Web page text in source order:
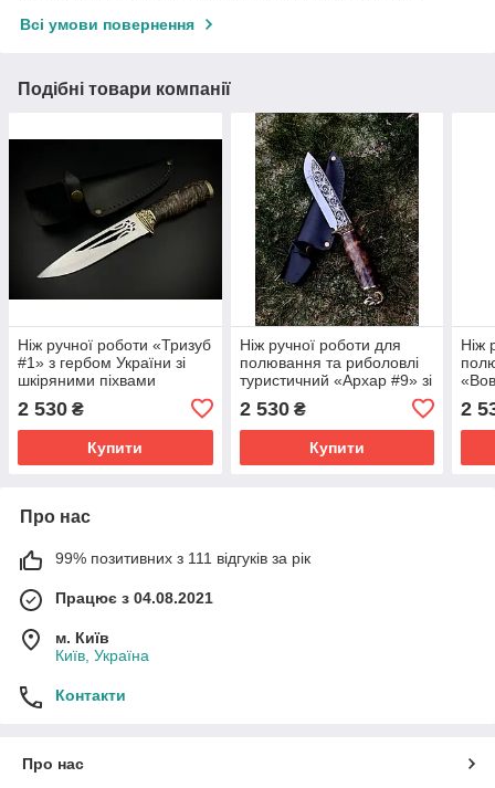
Всі умови повернення
Подібні товари компанії
Ніж ручної роботи «Тризуб
#1» з гербом України зі
шкіряними піхвами
2 530 ₴
Купити
Ніж ручної роботи для
полювання та риболовлі
туристичний «Архар #9» зі
95х18/58 HRC.
2 530₴
Купити
Ніж
2
Про нас
99% позитивних з 111 відгуків за рік
Працює з 04.08.2021
м. Київ
Київ, Україна
Контакти
Про нас